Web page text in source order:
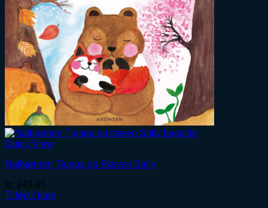
Quick View
Natbjørnen Tjugga og Ræven Sally
kr. 249,95
Tilføj til kurv